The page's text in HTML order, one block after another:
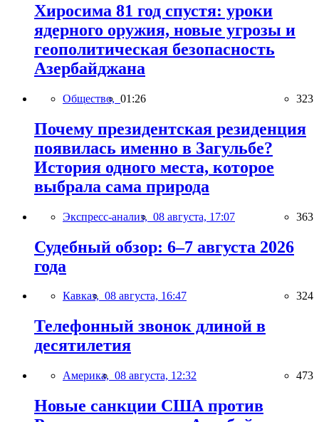
Хиросима 81 год спустя: уроки
ядерного оружия, новые угрозы и
геополитическая безопасность
Азербайджана
Общество, 01:26 323
Почему президентская резиденция
появилась именно в Загульбе?
История одного места, которое
выбрала сама природа
Экспресс-анализ, 08 августа, 17:07 363
Судебный обзор: 6–7 августа 2026
года
Кавказ, 08 августа, 16:47 324
Телефонный звонок длиной в
десятилетия
Америка, 08 августа, 12:32 473
Новые санкции США против